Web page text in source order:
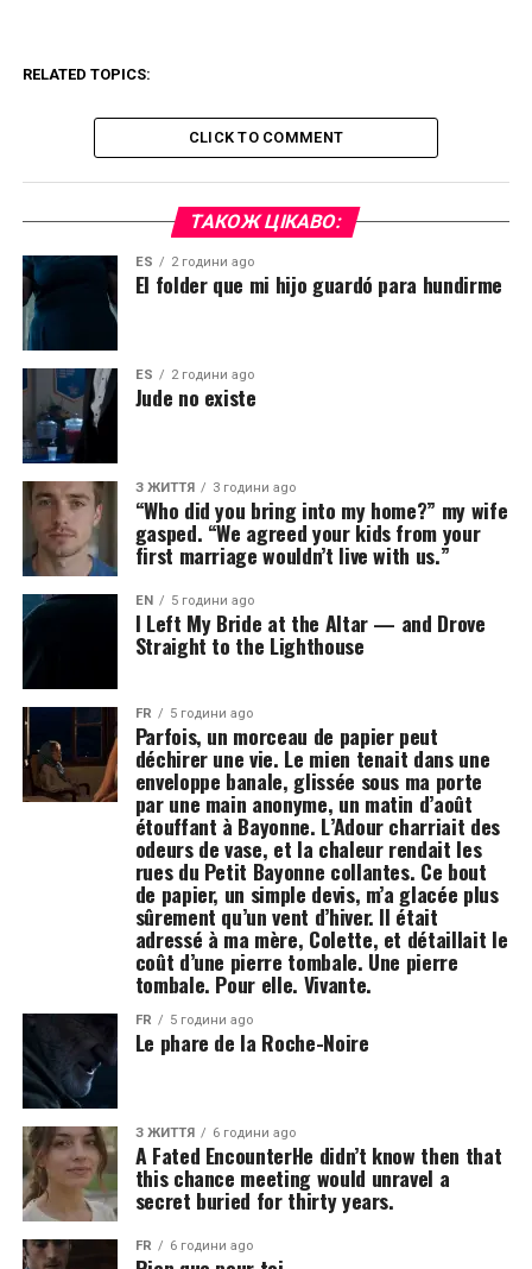
RELATED TOPICS:
CLICK TO COMMENT
ТАКОЖ ЦІКАВО:
ES 2 години ago
El folder que mi hijo guardó para hundirme
ES 2 години ago
Jude no existe
З ЖИТТЯ 3 години ago
“Who did you bring into my home?” my wife
gasped. “We agreed your kids from your
first marriage wouldn’t live with us.”
EN 5 години ago
I Left My Bride at the Altar — and Drove
Straight to the Lighthouse
FR 5 години ago
Parfois, un morceau de papier peut
déchirer une vie. Le mien tenait dans une
enveloppe banale, glissée sous ma porte
par une main anonyme, un matin d’août
étouffant à Bayonne. L’Adour charriait des
odeurs de vase, et la chaleur rendait les
rues du Petit Bayonne collantes. Ce bout
de papier, un simple devis, m’a glacée plus
sûrement qu’un vent d’hiver. Il était
adressé à ma mère, Colette, et détaillait le
coût d’une pierre tombale. Une pierre
tombale. Pour elle. Vivante.
FR 5 години ago
Le phare de la Roche-Noire
З ЖИТТЯ 6 години ago
A Fated EncounterHe didn’t know then that
this chance meeting would unravel a
secret buried for thirty years.
FR 6 години ago